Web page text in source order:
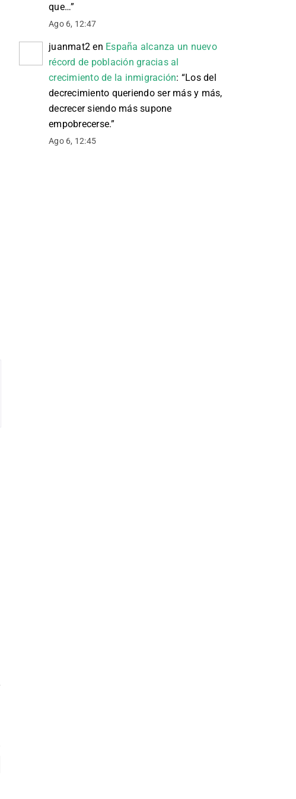
que…”
Ago 6, 12:47
juanmat2 en España alcanza un nuevo
récord de población gracias al
crecimiento de la inmigración: “Los del
decrecimiento queriendo ser más y más,
decrecer siendo más supone
empobrecerse.”
Ago 6, 12:45